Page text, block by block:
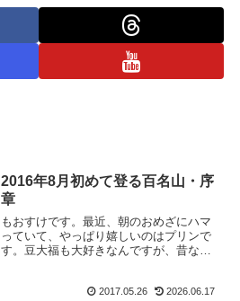
2016年8月初めて登る百名山・序
章
もおすけです。最近、朝のおめざにハマ
っていて、やっぱり嬉しいのはプリンで
す。豆大福も大好きなんですが、昔なが
るようなプリンが子供の頃から大好きで
2017.05.26 2026.06.17